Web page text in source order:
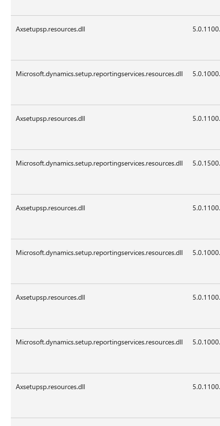
Axsetupsp.resources.dll
Microsoft.dynamics.setup.reportingservices.resources.dll
Axsetupsp.resources.dll
Microsoft.dynamics.setup.reportingservices.resources.dll
Axsetupsp.resources.dll
Microsoft.dynamics.setup.reportingservices.resources.dll
Axsetupsp.resources.dll
Microsoft.dynamics.setup.reportingservices.resources.dll
Axsetupsp.resources.dll